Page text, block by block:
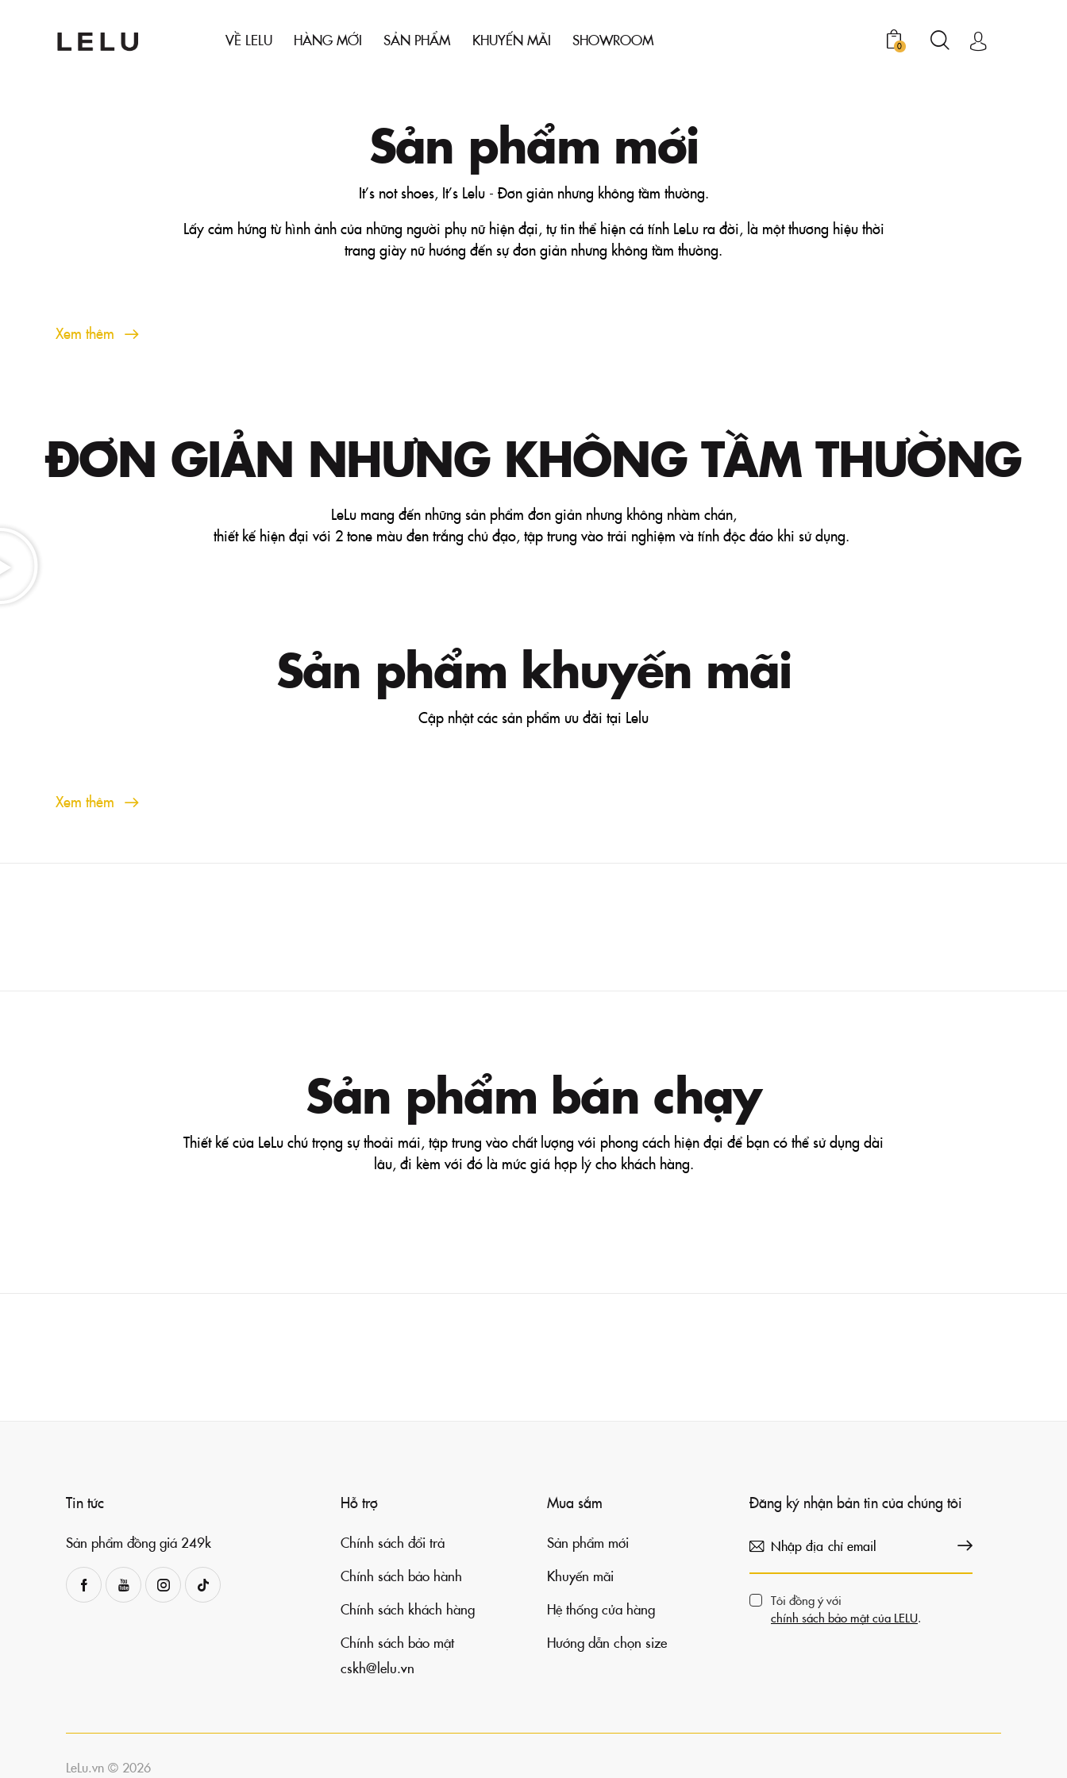
VỀ LELU HÀNG MỚI SẢN PHẨM KHUYẾN MÃI SHOWROOM 0
Sản phẩm mới
It’s not shoes, It’s Lelu - Đơn giản nhưng không tầm thường.
Lấy cảm hứng từ hình ảnh của những người phụ nữ hiện đại, tự tin thể hiện cá tính LeLu ra đời, là một thương hiệu thời
trang giày nữ hướng đến sự đơn giản nhưng không tầm thường.
Xem thêm
ĐƠN GIẢN NHƯNG KHÔNG TẦM THƯỜNG
LeLu mang đến những sản phẩm đơn giản nhưng không nhàm chán,
thiết kế hiện đại với 2 tone màu đen trắng chủ đạo, tập trung vào trải nghiệm và tính độc đáo khi sử dụng.
Sản phẩm khuyến mãi
Cập nhật các sản phẩm ưu đãi tại Lelu
Xem thêm
Sản phẩm bán chạy
Thiết kế của LeLu chú trọng sự thoải mái, tập trung vào chất lượng với phong cách hiện đại để bạn có thể sử dụng dài
lâu, đi kèm với đó là mức giá hợp lý cho khách hàng.
Tin tức
Sản phẩm đồng giá 249k
Hỗ trợ
Chính sách đổi trả
Chính sách bảo hành
Chính sách khách hàng
Chính sách bảo mật
cskh@lelu.vn
Mua sắm
Sản phẩm mới
Khuyến mãi
Hệ thống cửa hàng
Hướng dẫn chọn size
Đăng ký nhận bản tin của chúng tôi
Đăng ký
Tôi đồng ý với
chính sách bảo mật của LELU.
LeLu.vn © 2026